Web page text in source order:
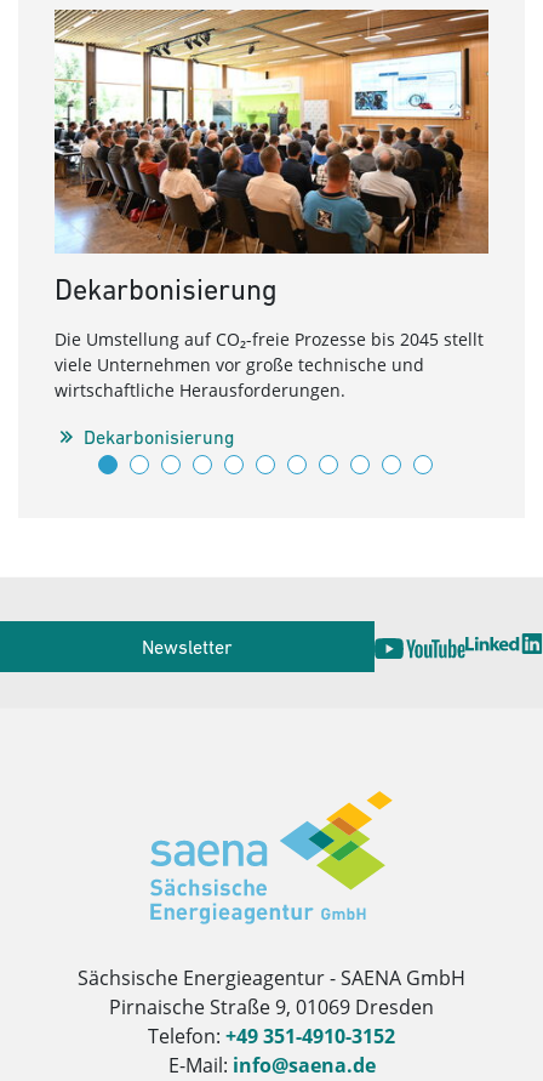
Dekarbonisierung
Die Umstellung auf CO₂-freie Prozesse bis 2045 stellt
viele Unternehmen vor große technische und
wirtschaftliche Herausforderungen.
Dekarbonisierung
Newsletter
Sächsische Energieagentur - SAENA GmbH
Pirnaische Straße 9, 01069 Dresden
Telefon: +49 351-4910-3152
E-Mail: info@saena.de